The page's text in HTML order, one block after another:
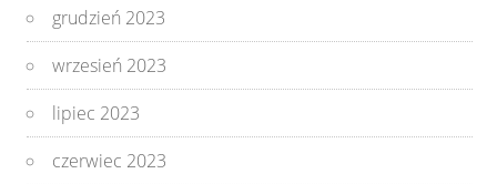
grudzień 2023
wrzesień 2023
lipiec 2023
czerwiec 2023